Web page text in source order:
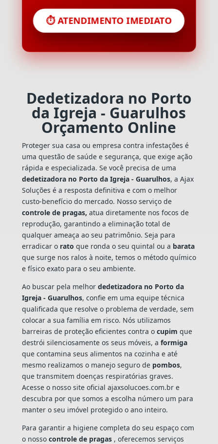
⏱️ ATENDIMENTO IMEDIATO
Dedetizadora no Porto
da Igreja - Guarulhos
Orçamento Online
Proteger sua casa ou empresa contra infestações é
uma questão de saúde e segurança, que exige ação
rápida e especializada. Se você precisa de uma
dedetizadora no Porto da Igreja - Guarulhos, a Ajax
Soluções é a resposta definitiva e com o melhor
custo-benefício do mercado. Nosso serviço de
controle de pragas, atua diretamente nos focos de
reprodução, garantindo a eliminação total de
qualquer ameaça ao seu patrimônio. Seja para
erradicar o rato que ronda o seu quintal ou a barata
que surge nos ralos à noite, temos o método químico
e físico exato para o seu ambiente.
Ao buscar pela melhor dedetizadora no Porto da
Igreja - Guarulhos, confie em uma equipe técnica
qualificada que resolve o problema de verdade, sem
colocar a sua família em risco. Nós utilizamos
barreiras de proteção eficientes contra o cupim que
destrói silenciosamente os seus móveis, a formiga
que contamina seus alimentos na cozinha e até
mesmo realizamos o manejo seguro de pombos,
que transmitem doenças respiratórias graves.
Acesse o nosso site oficial ajaxsolucoes.com.br e
descubra por que somos a escolha número um para
manter o seu imóvel protegido o ano inteiro.
Para garantir a higiene completa do seu espaço com
o nosso controle de pragas , oferecemos serviços